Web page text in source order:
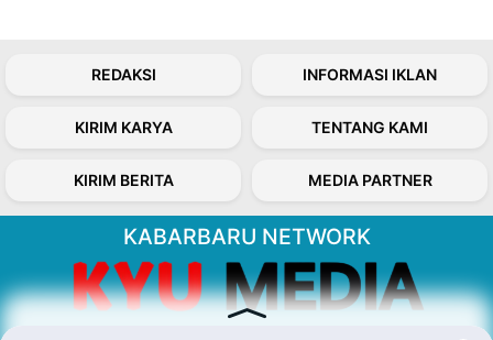
REDAKSI INFORMASI IKLAN
KIRIM KARYA TENTANG KAMI
KIRIM BERITA MEDIA PARTNER
KABARBARU NETWORK